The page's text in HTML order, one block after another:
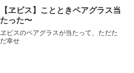
【ヱビス】ことときペアグラス当
たった〜
ヱビスのペアグラスが当たって、ただた
だ幸せ